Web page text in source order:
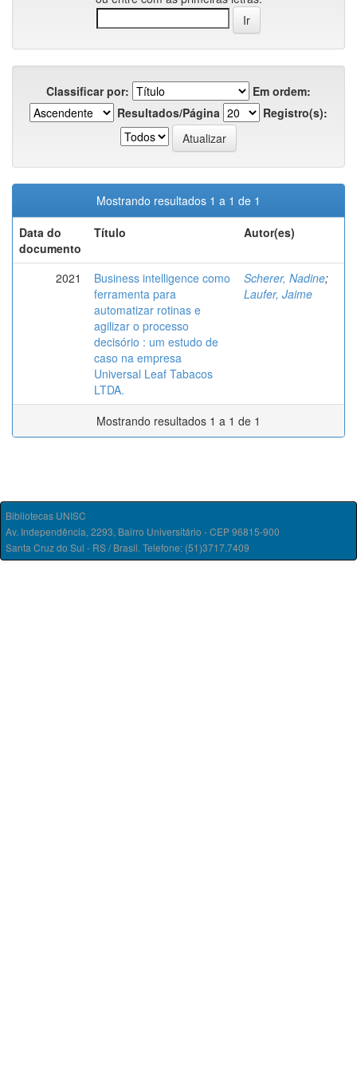
Classificar por:
Em ordem:
Resultados/Página
Registro(s):
Mostrando resultados 1 a 1 de 1
Data do
documento
Título Autor(es)
2021
Business intelligence como
ferramenta para
automatizar rotinas e
agilizar o processo
decisório : um estudo de
caso na empresa
Universal Leaf Tabacos
LTDA.
Scherer, Nadine;
Laufer, Jaime
Mostrando resultados 1 a 1 de 1
Bibliotecas UNISC
Av. Independência, 2293, Bairro Universitário - CEP 96815-900
Santa Cruz do Sul - RS / Brasil. Telefone: (51)3717.7409